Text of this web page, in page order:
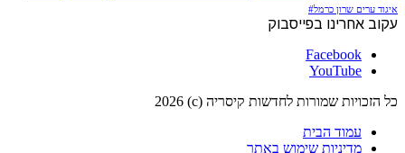
איגוד ערים שרון כרמל#
עקוב אחרינו בפייסבוק
Facebook
YouTube
כל הזכויות שמורות לחדשות קיסריה (c) 2026
עמוד הבית
מדיניות שימוש באתר